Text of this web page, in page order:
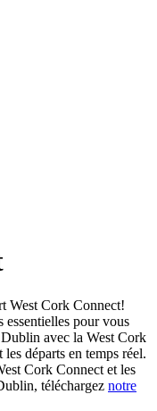
West Cork Connect!
essentielles pour vous
avec la West Cork
départs en temps réel.
Cork Connect et les
téléchargez notre